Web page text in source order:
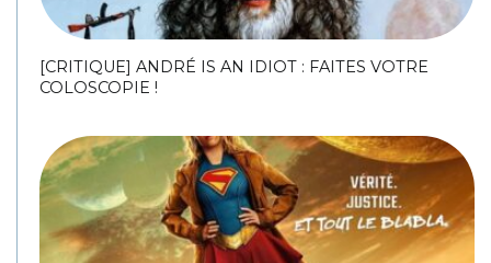
[CRITIQUE] ANDRÉ IS AN IDIOT : FAITES VOTRE
COLOSCOPIE !